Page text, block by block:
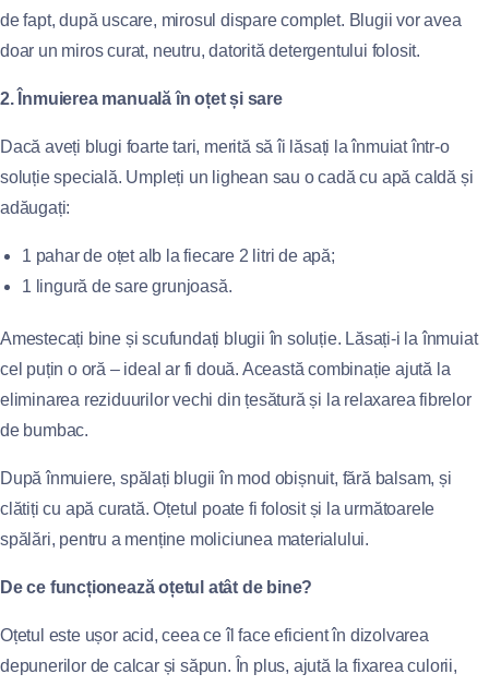
de fapt, după uscare, mirosul dispare complet. Blugii vor avea
doar un miros curat, neutru, datorită detergentului folosit.
2. Înmuierea manuală în oțet și sare
Dacă aveți blugi foarte tari, merită să îi lăsați la înmuiat într-o
soluție specială. Umpleți un lighean sau o cadă cu apă caldă și
adăugați:
1 pahar de oțet alb la fiecare 2 litri de apă;
1 lingură de sare grunjoasă.
Amestecați bine și scufundați blugii în soluție. Lăsați-i la înmuiat
cel puțin o oră – ideal ar fi două. Această combinație ajută la
eliminarea reziduurilor vechi din țesătură și la relaxarea fibrelor
de bumbac.
După înmuiere, spălați blugii în mod obișnuit, fără balsam, și
clătiți cu apă curată. Oțetul poate fi folosit și la următoarele
spălări, pentru a menține moliciunea materialului.
De ce funcționează oțetul atât de bine?
Oțetul este ușor acid, ceea ce îl face eficient în dizolvarea
depunerilor de calcar și săpun. În plus, ajută la fixarea culorii,